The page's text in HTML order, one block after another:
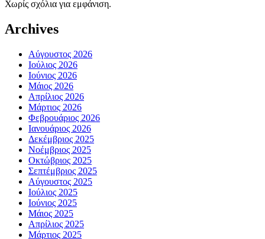
Χωρίς σχόλια για εμφάνιση.
Archives
Αύγουστος 2026
Ιούλιος 2026
Ιούνιος 2026
Μάιος 2026
Απρίλιος 2026
Μάρτιος 2026
Φεβρουάριος 2026
Ιανουάριος 2026
Δεκέμβριος 2025
Νοέμβριος 2025
Οκτώβριος 2025
Σεπτέμβριος 2025
Αύγουστος 2025
Ιούλιος 2025
Ιούνιος 2025
Μάιος 2025
Απρίλιος 2025
Μάρτιος 2025